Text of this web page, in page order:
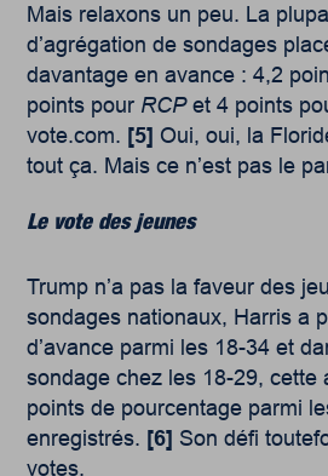
Mais relaxons un peu. La
d’agrégation de sondages
davantage en avance : 4,2
points pour RCPet 4 points
vote.com. [5] Oui, oui, la
tout ça. Mais ce n’est pas le
Le vote des jeunes
Trump n’a pas la faveur des
sondages nationaux, Harris a
d’avance parmi les 18-34 et
sondage chez les 18-29, cette
points de pourcentage parmi
enregistrés. [6] Son défi
votes.